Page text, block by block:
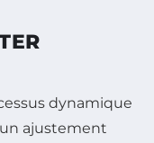
dynamique
ajustement